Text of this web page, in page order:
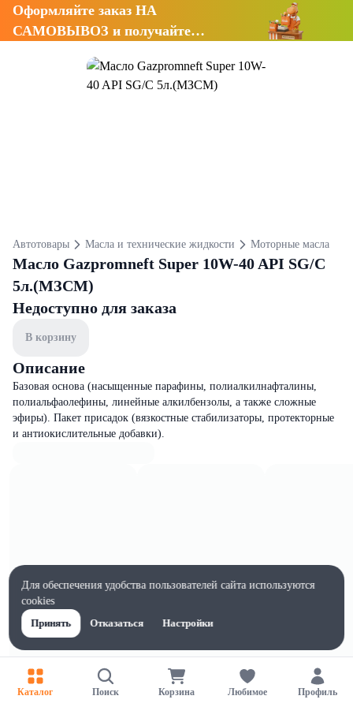
Оформляйте заказ НА
САМОВЫВОЗ и получайте
Автотовары Масла и технические жидкости Моторные масла
Масло Gazpromneft Super 10W-40 API SG/C
5л.(МЗСМ)
Недоступно для заказа
В корзину
Описание
Базовая основа (насыщенные парафины, полиалкилнафталины,
полиальфаолефины, линейные алкилбензолы, а также сложные
эфиры). Пакет присадок (вязкостные стабилизаторы, протекторные
и антиокислительные добавки).
Каталог Поиск Корзина Любимое Профиль
Для обеспечения удобства пользователей сайта используются
cookies
Принять
Отказаться Настройки